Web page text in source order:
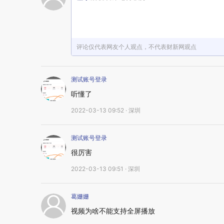
评论仅代表网友个人观点，不代表财新网观点
测试账号登录
听懂了
2022-03-13 09:52 · 深圳
测试账号登录
很厉害
2022-03-13 09:51 · 深圳
葛姗姗
视频为啥不能支持全屏播放